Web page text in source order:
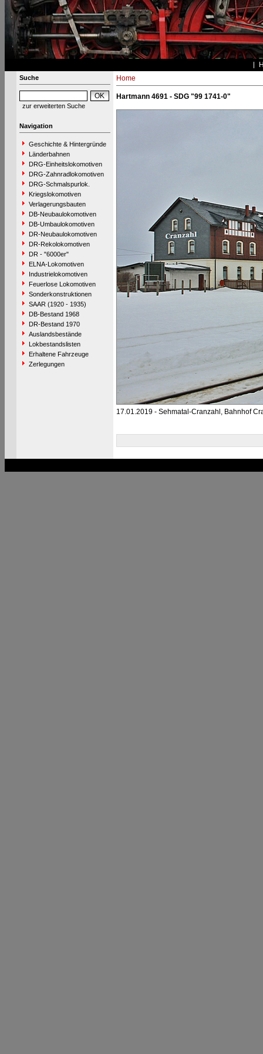
Suche
zur erweiterten Suche
Navigation
Geschichte & Hintergründe
Länderbahnen
DRG-Einheitslokomotiven
DRG-Zahnradlokomotiven
DRG-Schmalspurlok.
Kriegslokomotiven
Verlagerungsbauten
DB-Neubaulokomotiven
DB-Umbaulokomotiven
DR-Neubaulokomotiven
DR-Rekolokomotiven
DR - "6000er"
ELNA-Lokomotiven
Industrielokomotiven
Feuerlose Lokomotiven
Sonderkonstruktionen
SAAR (1920 - 1935)
DB-Bestand 1968
DR-Bestand 1970
Auslandsbestände
Lokbestandslisten
Erhaltene Fahrzeuge
Zerlegungen
Home
Hartmann 4691 - SDG "99 1741-0"
17.01.2019 - Sehmatal-Cranzahl, Bahnhof